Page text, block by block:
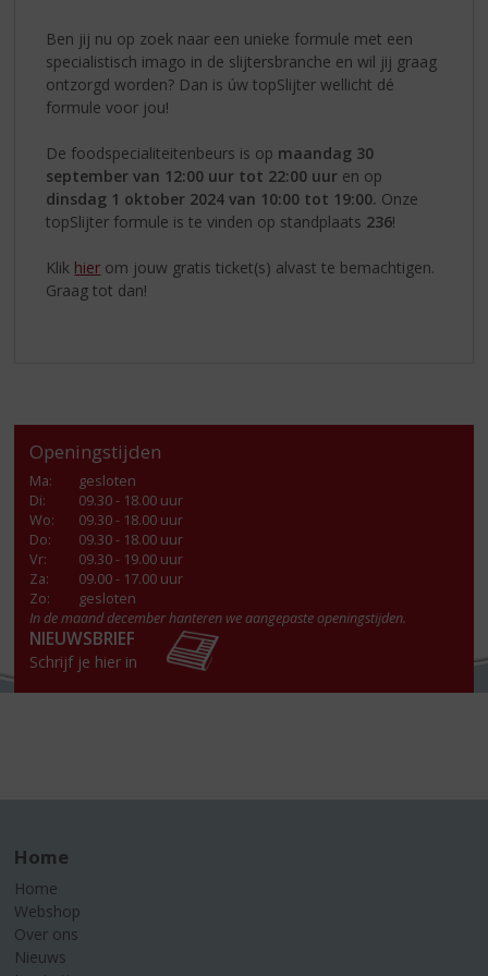
Ben jij nu op zoek naar een unieke formule met een
specialistisch imago in de slijtersbranche en wil jij graag
ontzorgd worden? Dan is úw topSlijter wellicht dé
formule voor jou!
De foodspecialiteitenbeurs is op maandag 30
september van 12:00 uur tot 22:00 uur en op
dinsdag 1 oktober 2024 van 10:00 tot 19:00. Onze
topSlijter formule is te vinden op standplaats 236!
Klik hier om jouw gratis ticket(s) alvast te bemachtigen.
Graag tot dan!
Openingstijden
Ma:
gesloten
Di:
09.30 - 18.00 uur
Wo:
09.30 - 18.00 uur
Do:
09.30 - 18.00 uur
Vr:
09.30 - 19.00 uur
Za:
09.00 - 17.00 uur
Zo:
gesloten
In de maand december hanteren we aangepaste openingstijden.
NIEUWSBRIEF
Schrijf je hier in
Home
Home
Webshop
Over ons
Nieuws